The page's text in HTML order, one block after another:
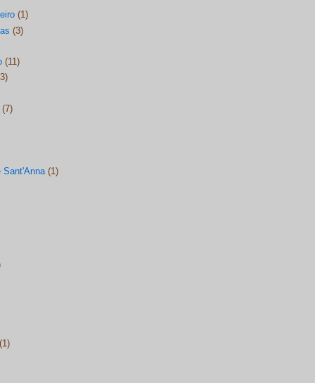
(1)
(3)
(11)
(7)
Sant'Anna (1)
(1)